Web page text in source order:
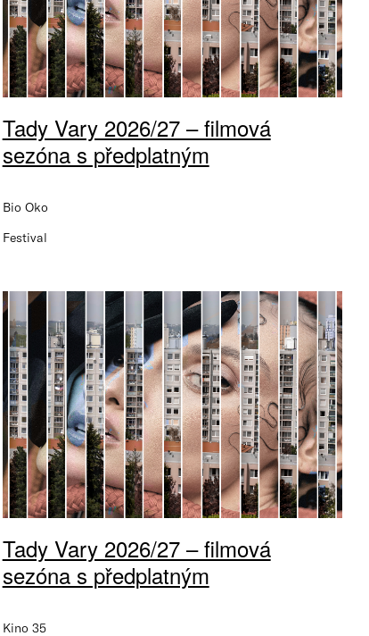
Tady Vary 2026/27 – filmová
sezóna s předplatným
Bio Oko
Festival
Tady Vary 2026/27 – filmová
sezóna s předplatným
Kino 35